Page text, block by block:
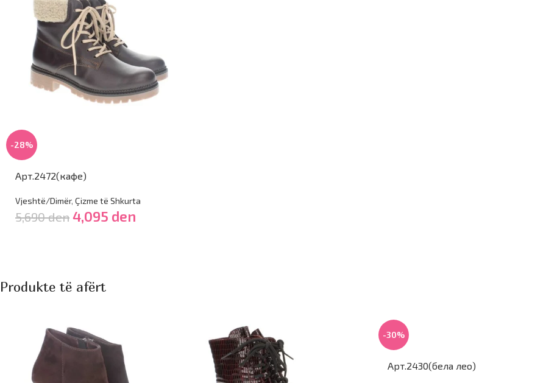
-28%
Арт.2472(кафе)
Vjeshtë/Dimër, Çizme të Shkurta
5,690den 4,095 den
Produkte të afërt
-30%
Арт.2430(бела лео)